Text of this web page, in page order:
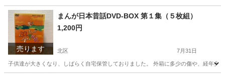
東京 北区 その他
売ります
まんが日本昔話DVD-BOX 第１集（５枚組）
1,200円
北区 7月31日
子供達が大きくなり、しばらく自宅保管しておりました。 外箱に多少の傷や、経年